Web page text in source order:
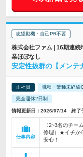
志望動機・自己PR不要
株式会社ファム | 16期連
業ほぼなし
安定性抜群の【メンテ
正社員 職種・業種未経験
完全週休2日制
情報更新日：2026/07/14 終了
仕事内容
〈2~3名のチー
修理）★イチか
安心！